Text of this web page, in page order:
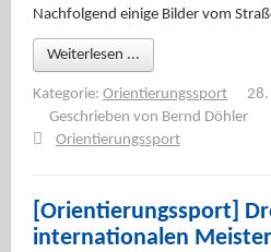
Nachfolgend einige Bilder vom
Weiterlesen ...
Kategorie: Orientierungssport
28.
Geschrieben von Bernd Döhler
Orientierungssport
[Orientierungssport]
internationalen